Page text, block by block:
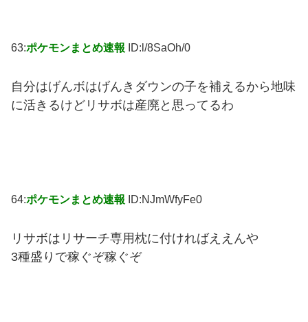
63:ポケモンまとめ速報 ID:l/8SaOh/0
自分はげんボはげんきダウンの子を補えるから地味
に活きるけどリサボは産廃と思ってるわ
64:ポケモンまとめ速報 ID:NJmWfyFe0
リサボはリサーチ専用枕に付ければええんや
3種盛りで稼ぐぞ稼ぐぞ